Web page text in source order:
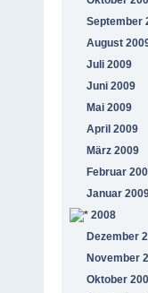
September
August
Juli 2009
Juni 2009
Mai 2009
April 2009
März 2009
Februar
Januar
2008
Dezember
November
Oktober